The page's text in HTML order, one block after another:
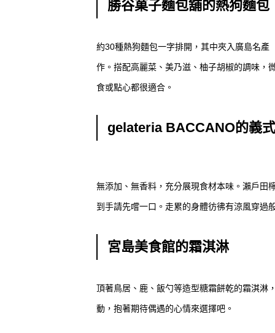
勝谷菓子麵包舖的熱狗麵包
約30種熱狗麵包一字排開，其中夾入廣島名產
作。搭配高麗菜、美乃滋、柚子胡椒的調味，
食或點心都很適合。
gelateria BACCANO的義
無添加、無香料，充分展現食材本味。瀨戶田
到手請先嚐一口。走累的身體彷彿有涼風穿過
宮島美食館的霜淇淋
頂著鳥居、鹿、飯勺等造型糖霜餅乾的霜淇淋
動，抱著期待偶遇的心情來選擇吧。